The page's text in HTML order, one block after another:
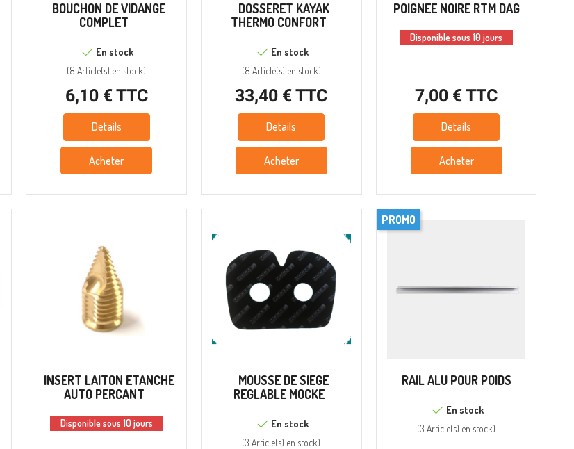
BOUCHON DE VIDANGE
COMPLET
En stock
(8 Article(s) en stock)
6,10 € TTC
Details
Acheter
DOSSERET KAYAK
THERMO CONFORT
En stock
(8 Article(s) en stock)
33,40 € TTC
Details
Acheter
POIGNEE NOIRE RTM DAG
Disponible sous 10 jours
7,00 € TTC
Details
Acheter
INSERT LAITON ETANCHE
AUTO PERCANT
Disponible sous 10 jours
MOUSSE DE SIEGE
REGLABLE MOCKE
En stock
(3 Article(s) en stock)
RAIL ALU POUR POIDS
En stock
(3 Article(s) en stock)
PROMO